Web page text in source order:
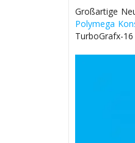
Großartige
Polymega
TurboGrafx-